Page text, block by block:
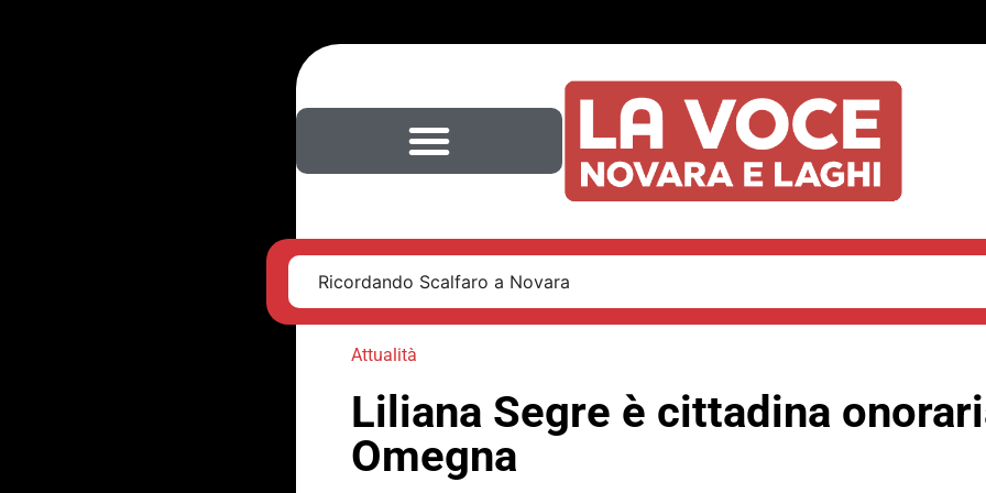
Ricordando Scalfaro a Novara
Attualità
Liliana Segre è cittadina
Omegna